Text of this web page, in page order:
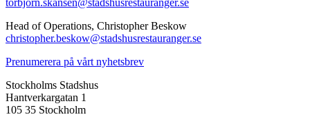
torbjorn.skansen@stadshusrestauranger.se
Head of Operations, Christopher Beskow
christopher.beskow@stadshusrestauranger.se
Prenumerera på vårt nyhetsbrev
Stockholms Stadshus
Hantverkargatan 1
105 35 Stockholm